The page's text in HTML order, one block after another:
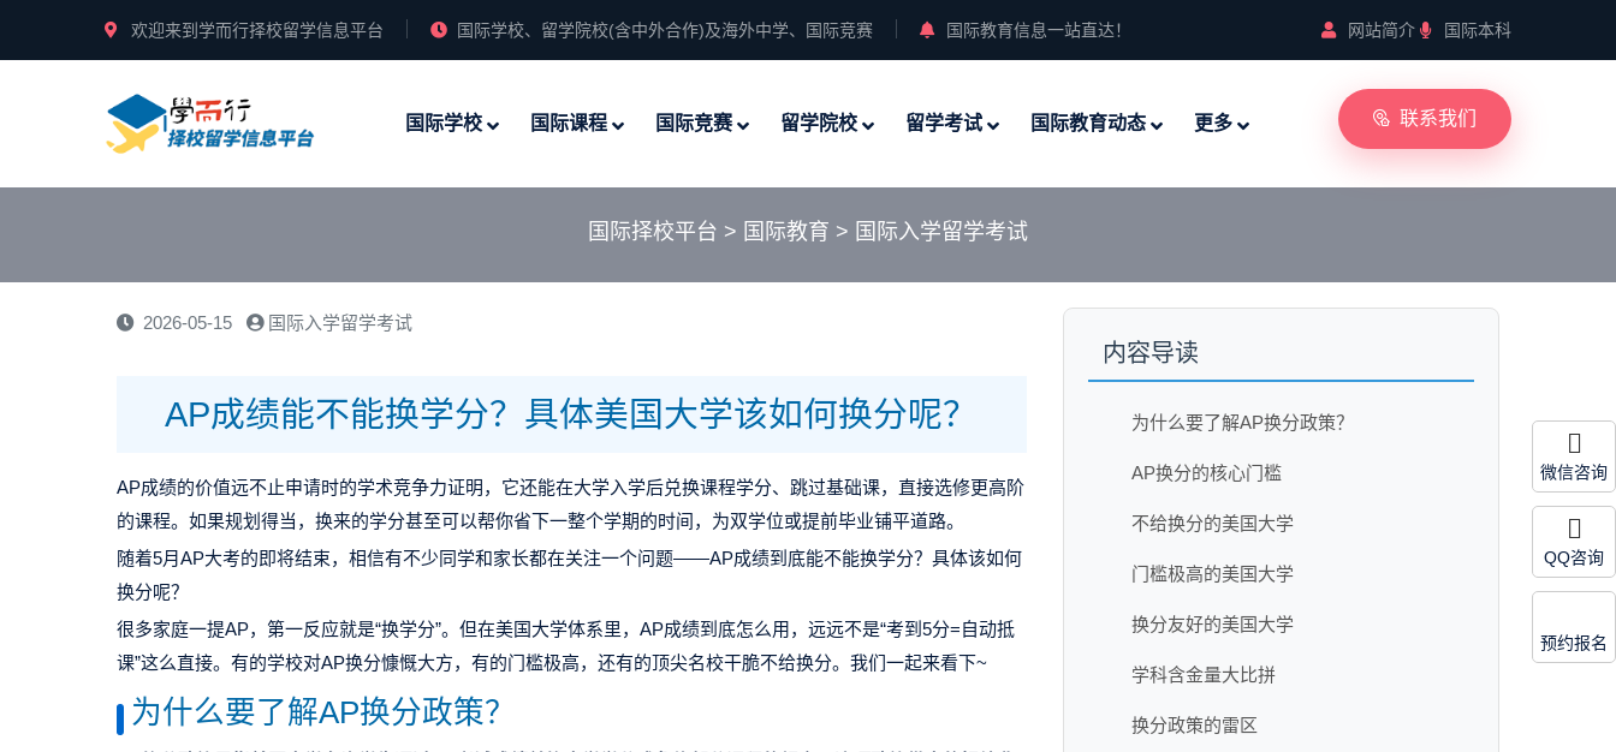
欢迎来到学而行择校留学信息平台 国际学校、留学院校(含中外合作)及海外中学、国际竞赛 国际教育信息一站直达！ 网站简介 国际本科
国际学校 国际课程 国际竞赛 留学院校 留学考试 国际教育动态 更多 联系我们
国际择校平台 > 国际教育 > 国际入学留学考试
2026-05-15 国际入学留学考试
AP成绩能不能换学分？具体美国大学该如何换分呢？
AP成绩的价值远不止申请时的学术竞争力证明，它还能在大学入学后兑换课程学分、跳过基础课，直接选修更高阶
的课程。 如果规划得当，换来的学分甚至可以帮你省下一整个学期的时间，为双学位或提前毕业铺平道路。
随着5月AP大考的即将结束，相信有不少同学和家长都在关注一个问题——AP成绩到底能不能换学分？具体该如何
换分呢？
很多家庭一提AP，第一反应就是“换学分”。但在美国大学体系里，AP成绩到底怎么用，远远不是“考到5分=自动抵
课”这么直接。有的学校对AP换分慷慨大方，有的门槛极高，还有的顶尖名校干脆不给换分。我们一起来看下~
为什么要了解AP换分政策？
内容导读
为什么要了解AP换分政策？
AP换分的核心门槛
不给换分的美国大学
门槛极高的美国大学
换分友好的美国大学
学科含金量大比拼
换分政策的雷区
微信咨询
QQ咨询
预约报名